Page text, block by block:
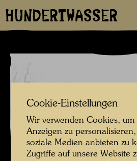
HUNDERTWASSER
Cookie-Einstellungen
Wir verwenden Cookies,
Anzeigen zu
soziale Medien anbieten zu
Zugriffe auf unsere Website